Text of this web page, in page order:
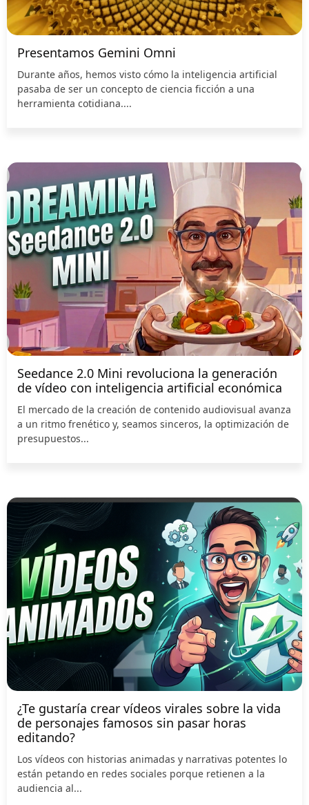
Presentamos Gemini Omni
Durante años, hemos visto cómo la inteligencia artificial
pasaba de ser un concepto de ciencia ficción a una
herramienta cotidiana....
Seedance 2.0 Mini revoluciona la generación
de vídeo con inteligencia artificial económica
El mercado de la creación de contenido audiovisual avanza
a un ritmo frenético y, seamos sinceros, la optimización de
presupuestos...
¿Te gustaría crear vídeos virales sobre la vida
de personajes famosos sin pasar horas
editando?
Los vídeos con historias animadas y narrativas potentes lo
están petando en redes sociales porque retienen a la
audiencia al...